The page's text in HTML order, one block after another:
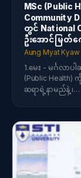
MSc (Public
Community
တွင် National
ဦးအောင်မြတ်
Aung Myat Kyaw
1.မေး - မင်္ဂလာပ
(Public
ဆရာရဲ့နာမည်နဲ့ ၊…